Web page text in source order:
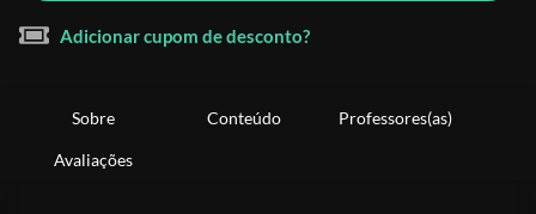
Adicionar cupom de desconto?
Sobre Conteúdo Professores(as)
Avaliações